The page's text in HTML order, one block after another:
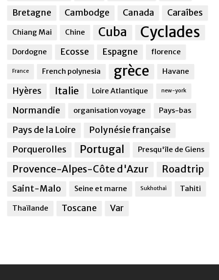
Bretagne Cambodge Canada Caraîbes
Chiang Mai Chine Cuba Cyclades
Dordogne Ecosse Espagne florence
France French polynesia grèce Havane
Hyères Italie Loire Atlantique new-york
Normandie organisation voyage Pays-bas
Pays de la Loire
Polynésie française
Porquerolles
Portugal Presqu'île de Giens
Provence-Alpes-Côte d'Azur Roadtrip
Saint-Malo Seine et marne Sukhothai Tahiti
Thaïlande Toscane Var